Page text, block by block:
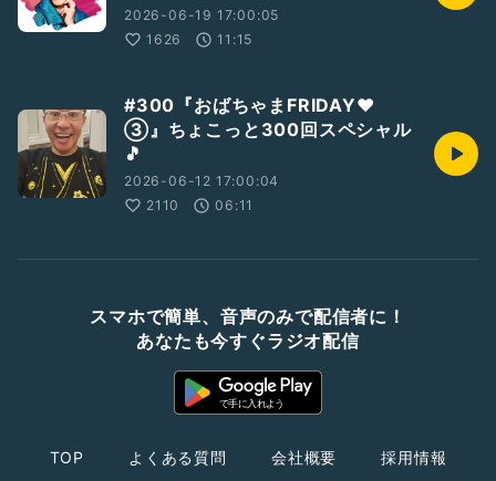
2026-06-19 17:00:05
1626
11:15
#300『おばちゃまFRIDAY❤️
③』ちょこっと300回スペシャル
🎵
2026-06-12 17:00:04
2110
06:11
スマホで簡単、音声のみで配信者に！
あなたも今すぐラジオ配信
TOP よくある質問 会社概要 採用情報